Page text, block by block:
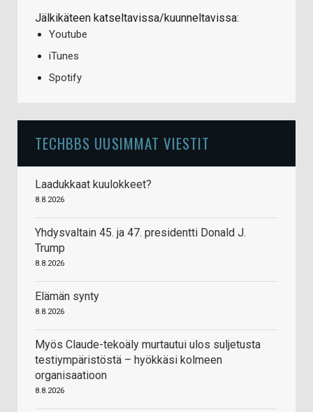
Jälkikäteen katseltavissa/kuunneltavissa:
Youtube
iTunes
Spotify
TECHBBS UUSIMMAT VIESTIT
Laadukkaat kuulokkeet?
8.8.2026
Yhdysvaltain 45. ja 47. presidentti Donald J.
Trump
8.8.2026
Elämän synty
8.8.2026
Myös Claude-tekoäly murtautui ulos suljetusta
testiympäristöstä – hyökkäsi kolmeen
organisaatioon
8.8.2026